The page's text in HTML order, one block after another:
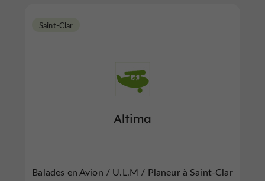
Altima
Saint-Clar
Balades en Avion / U.L.M / Planeur à Saint-Clar